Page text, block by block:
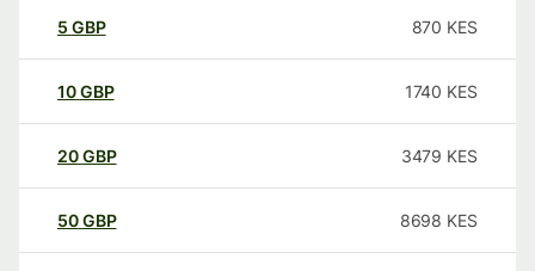
5 GBP 870 KES
10GBP 1740 KES
20GBP 3479 KES
50GBP 8698 KES